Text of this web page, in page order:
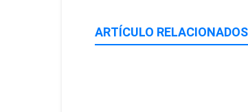
ARTÍCULO RELACIONADOS